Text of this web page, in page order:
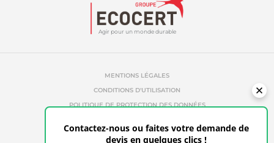
Agir pour un monde durable
MENTIONS LÉGALES
CONDITIONS D'UTILISATION
POLITIQUE DE PROTECTION DES DONNÉES
RÉFÉRENCES ABUSIVES
Contactez-nous ou faites votre demande de
devis en quelques clics !